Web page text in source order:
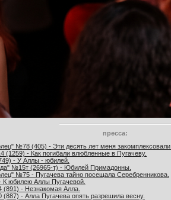
пресса:
№78 (405) - Эти десять лет меня закомплексовали.
(1259) - Как погибали влюбленные в Пугачеву.
- У Аллы - юбилей.
№15т (26965-т) - Юбилей Примадонны.
№75 - Пугачева тайно посещала Серебренникова.
юбилею Аллы Пугачевой.
- Незнакомая Алла.
- Алла Пугачева опять разрешила весну.